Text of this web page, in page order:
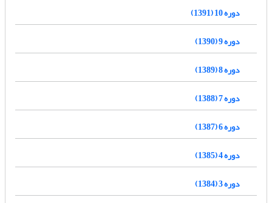
دوره 10 (1391)
دوره 9 (1390)
دوره 8 (1389)
دوره 7 (1388)
دوره 6 (1387)
دوره 4 (1385)
دوره 3 (1384)